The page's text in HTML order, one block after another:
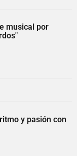
musical por
y pasión con